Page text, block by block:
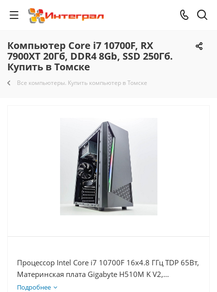
Компьютер Core i7 10700F, RX
7900XT 20Гб, DDR4 8Gb, SSD 250Гб.
Купить в Томске
Все компьютеры. Купить компьютер в Томске
Процессор Intel Core i7 10700F 16x4.8 ГГц TDP 65Вт,
Материнская плата Gigabyte H510M K V2,
Видеокарта RX 7900XT 20Гб, Память DDR4 8Gb,
Подробнее